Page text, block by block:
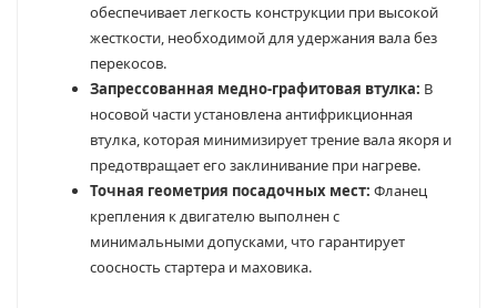
обеспечивает легкость конструкции при высокой
жесткости, необходимой для удержания вала без
перекосов.
Запрессованная медно-графитовая втулка: В
носовой части установлена антифрикционная
втулка, которая минимизирует трение вала якоря и
предотвращает его заклинивание при нагреве.
Точная геометрия посадочных мест: Фланец
крепления к двигателю выполнен с
минимальными допусками, что гарантирует
соосность стартера и маховика.